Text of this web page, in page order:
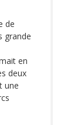
de
grande
en
deux
une